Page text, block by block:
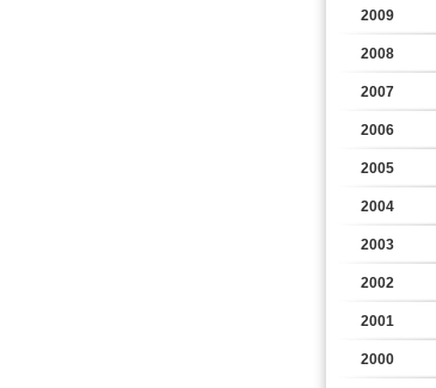
2009
2008
2007
2006
2005
2004
2003
2002
2001
2000